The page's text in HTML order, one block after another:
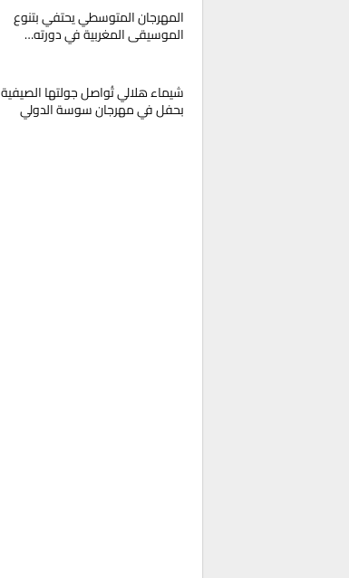
المهرجان المتوسطي يحتفي بتنوع
الموسيقى المغربية في دورته…
شيماء هلالي تُواصل جولتها الصيفية
بحفل في مهرجان سوسة الدولي